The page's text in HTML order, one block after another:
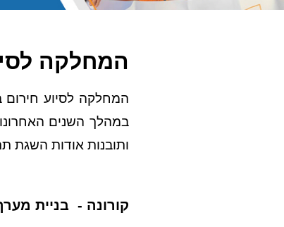
המחלקה
המחלקה לסיוע חירום
במהלך השנים
ותובנות אודות השגת
קורונה - בניית